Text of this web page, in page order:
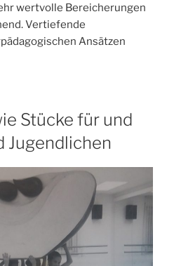
wertvolle Bereicherungen
Vertiefende
Ansätzen
Stücke für und
Jugendlichen